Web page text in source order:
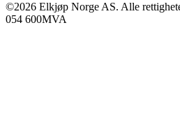
©2026 Elkjøp Norge AS. Alle
054 600MVA